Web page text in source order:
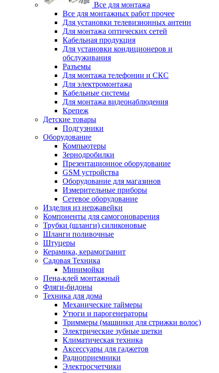
Все для монтажа
Все для монтажных работ прочее
Для установки телевизионных антенн
Для монтажа оптических сетей
Кабельная продукция
Для установки кондиционеров и
обслуживания
Разъемы
Для монтажа телефонии и СКС
Для электромонтажа
Кабельные системы
Для монтажа видеонаблюдения
Крепеж
Детские товары
Подгузники
Оборудование
Компьютеры
Зернодробилки
Презентационное оборудование
GSM устройства
Оборудование для магазинов
Измерительные приборы
Сетевое оборудование
Изделия из нержавейки
Компоненты для самогоноварения
Трубки (шланги) силиконовые
Шланги поливочные
Штуцеры
Керамика, керамогранит
Садовая Техника
Минимойки
Пена-клей монтажный
Фляги-бидоны
Техника для дома
Механические таймеры
Утюги и парогенераторы
Триммеры (машинки для стрижки волос)
Электрические зубные щетки
Климатическая техника
Аксессуары для гаджетов
Радиоприемники
Электросчетчики